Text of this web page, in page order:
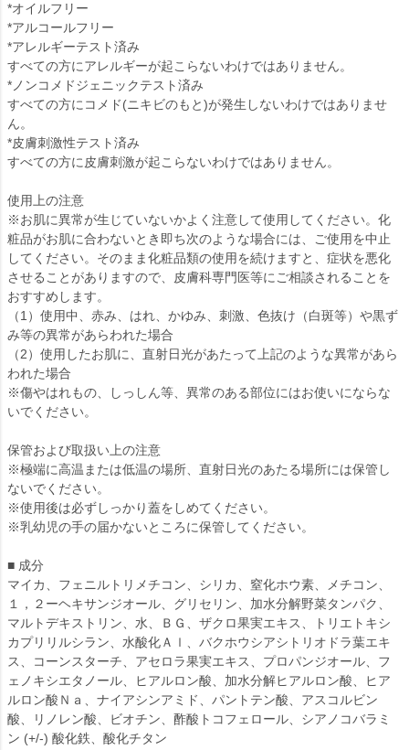
*オイルフリー
*アルコールフリー
*アレルギーテスト済み
すべての方にアレルギーが起こらないわけではありません。
*ノンコメドジェニックテスト済み
すべての方にコメド(ニキビのもと)が発生しないわけではありませ
ん。
*皮膚刺激性テスト済み
すべての方に皮膚刺激が起こらないわけではありません。
使用上の注意
※お肌に異常が生じていないかよく注意して使用してください。化
粧品がお肌に合わないとき即ち次のような場合には、ご使用を中止
してください。そのまま化粧品類の使用を続けますと、症状を悪化
させることがありますので、皮膚科専門医等にご相談されることを
おすすめします。
（1）使用中、赤み、はれ、かゆみ、刺激、色抜け（白斑等）や黒ず
み等の異常があらわれた場合
（2）使用したお肌に、直射日光があたって上記のような異常があら
われた場合
※傷やはれもの、しっしん等、異常のある部位にはお使いにならな
いでください。
保管および取扱い上の注意
※極端に高温または低温の場所、直射日光のあたる場所には保管し
ないでください。
※使用後は必ずしっかり蓋をしめてください。
※乳幼児の手の届かないところに保管してください。
■ 成分
マイカ、フェニルトリメチコン、シリカ、窒化ホウ素、メチコン、
１，２ーヘキサンジオール、グリセリン、加水分解野菜タンパク、
マルトデキストリン、水、ＢＧ、ザクロ果実エキス、トリエトキシ
カプリリルシラン、水酸化Ａｌ、バクホウシアシトリオドラ葉エキ
ス、コーンスターチ、アセロラ果実エキス、プロパンジオール、フ
ェノキシエタノール、ヒアルロン酸、加水分解ヒアルロン酸、ヒア
ルロン酸Ｎａ、ナイアシンアミド、パントテン酸、アスコルビン
酸、リノレン酸、ビオチン、酢酸トコフェロール、シアノコバラミ
ン (+/-) 酸化鉄、酸化チタン